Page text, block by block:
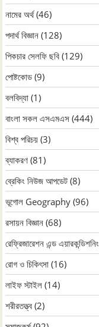
নামের অর্থ(46)
পদার্থ বিজ্ঞান (128)
পিকচার সেলফি ছবি (129)
পোষ্টকোড (9)
বলবিদ্যা (1)
বাংলা সকল এসএমএস (444)
বিশ্ব পরিচয় (3)
ব্যাকরণ (81)
ব্রেকিং নিউজ আপডেট (8)
ভূগোল Geography (96)
রসায়ন বিজ্ঞান (68)
রেফ্রিজারেশন এন্ড এয়ারকন্ডিশনিং
রোগ ও চিকিৎসা (16)
লাইফ স্টাইল (14)
শরীরতত্ত্ব (2)